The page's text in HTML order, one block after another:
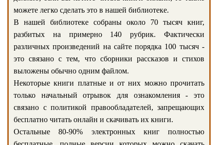
можете легко сделать это в нашей библиотеке.
В нашей библиотеке собраны около 70 тысяч книг,
разбитых на примерно 140 рубрик. Фактически
различных произведений на сайте порядка 100 тысяч -
это связано с тем, что сборники рассказов и стихов
выложены обычно одним файлом.
Некоторые книги платные и от них можно прочитать
только начальный отрывок для ознакомления - это
связано с политикой правообладателей, запрещающих
бесплатно читать онлайн и скачивать их книги.
Остальные 80-90% электронных книг полностью